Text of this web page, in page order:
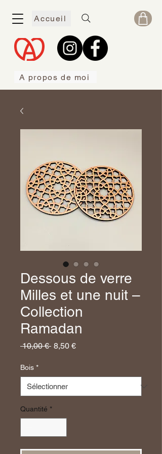
Accueil
A propos de moi
Dessous de verre
Milles et une nuit –
Collection
Ramadan
10,00 € Prix
8,50 €Prix
Bois *
Quantité *